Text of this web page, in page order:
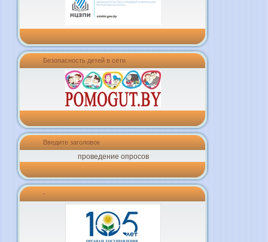
Безопасность детей в сети
Введите заголовок
проведение опросов
-